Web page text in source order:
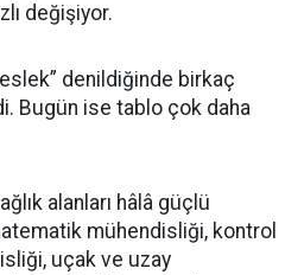
değişiyor.
denildiğinde birkaç
Bugün ise tablo çok daha
alanları hâlâ güçlü
mühendisliği, kontrol
uçak ve uzay